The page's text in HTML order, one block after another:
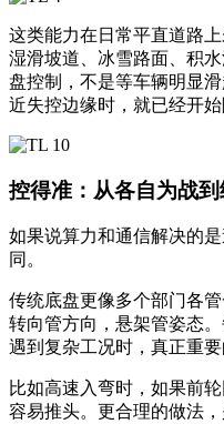
这类能力在日常平直道路
湿滑坡道、冰雪路面、积
盘控制，不是等车辆明显
近失控边缘时，就已经开始
控得准：从各自为战
如果说算力和通信解决的
同。
传统底盘更像多个部门各
转向管方向，悬架管姿态
遇到复杂工况时，真正重
比如高速入弯时，如果前
容易推头。更合理的做法